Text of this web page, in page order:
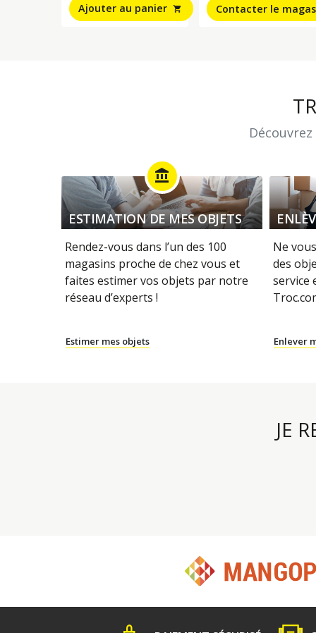
Ajouter au panier shopping_cart Contacter le
account_balance
ESTIMATION DE MES OBJETS
Rendez-vous dans l’un des 100
magasins proche de chez vous et
faites estimer vos objets par notre
réseau d’experts !
Estimer mes objets
Ne
des
service
Enlever
JE